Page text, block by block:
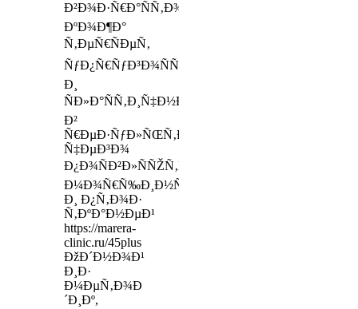
Ð²Ð¾Ð·Ñ€Ð°ÑÑ‚Ð¾Ð¼
ÐºÐ¾Ð¶Ð°
Ñ‚ÐµÑ€ÑÐµÑ‚
ÑƒÐ¿Ñ€ÑƒÐ³Ð¾ÑÑ‚ÑŒ
Ð¸
ÑÐ»Ð°ÑÑ‚Ð¸Ñ‡Ð½Ð¾ÑÑ‚ÑŒ,
Ð²
Ñ€ÐµÐ·ÑƒÐ»ÑŒÑ‚Ð°Ñ‚Ðµ
Ñ‡ÐµÐ³Ð¾
Ð¿Ð¾ÑÐ²Ð»ÑÑŽÑ‚ÑÑ
Ð¼Ð¾Ñ€Ñ‰Ð¸Ð½Ñ‹
Ð¸ Ð¿Ñ‚Ð¾Ð·
Ñ‚ÐºÐ°Ð½ÐµÐ¹
https://marera-
clinic.ru/45plus
ÐžÐ´Ð½Ð¾Ð¹
Ð¸Ð·
Ð¼ÐµÑ‚Ð¾Ð
´Ð¸Ðº,